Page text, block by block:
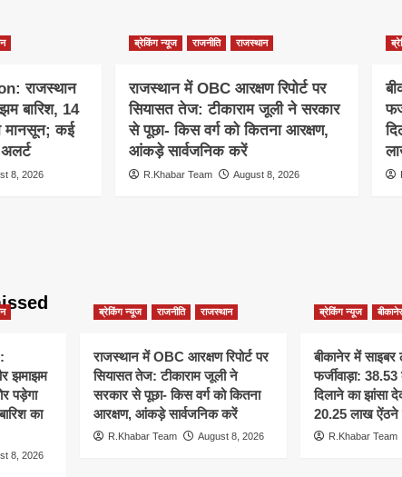
राजस्थान
बारिश, 14
मानसून; कई
8, 2026
ब्रेकिंग न्यूज राजनीति राजस्थान
राजस्थान में OBC आरक्षण रिपोर्ट पर
सियासत तेज: टीकाराम जूली ने सरकार
से पूछा- किस वर्ग को कितना आरक्षण,
आंकड़े सार्वजनिक करें
R.Khabar Team August 8, 2026
झमाझम
पड़ेगा
का
8, 2026
ब्रेकिंग न्यूज राजनीति राजस्थान
राजस्थान में OBC आरक्षण रिपोर्ट पर
सियासत तेज: टीकाराम जूली ने
सरकार से पूछा- किस वर्ग को कितना
आरक्षण, आंकड़े सार्वजनिक करें
R.Khabar Team August 8, 2026
ब्रेकिंग न्यूज बीकानेर
बीकानेर में साइबर
फर्जीवाड़ा:
दिलाने का झांसा
20.25 लाख ऐंठने
R.Khabar Team